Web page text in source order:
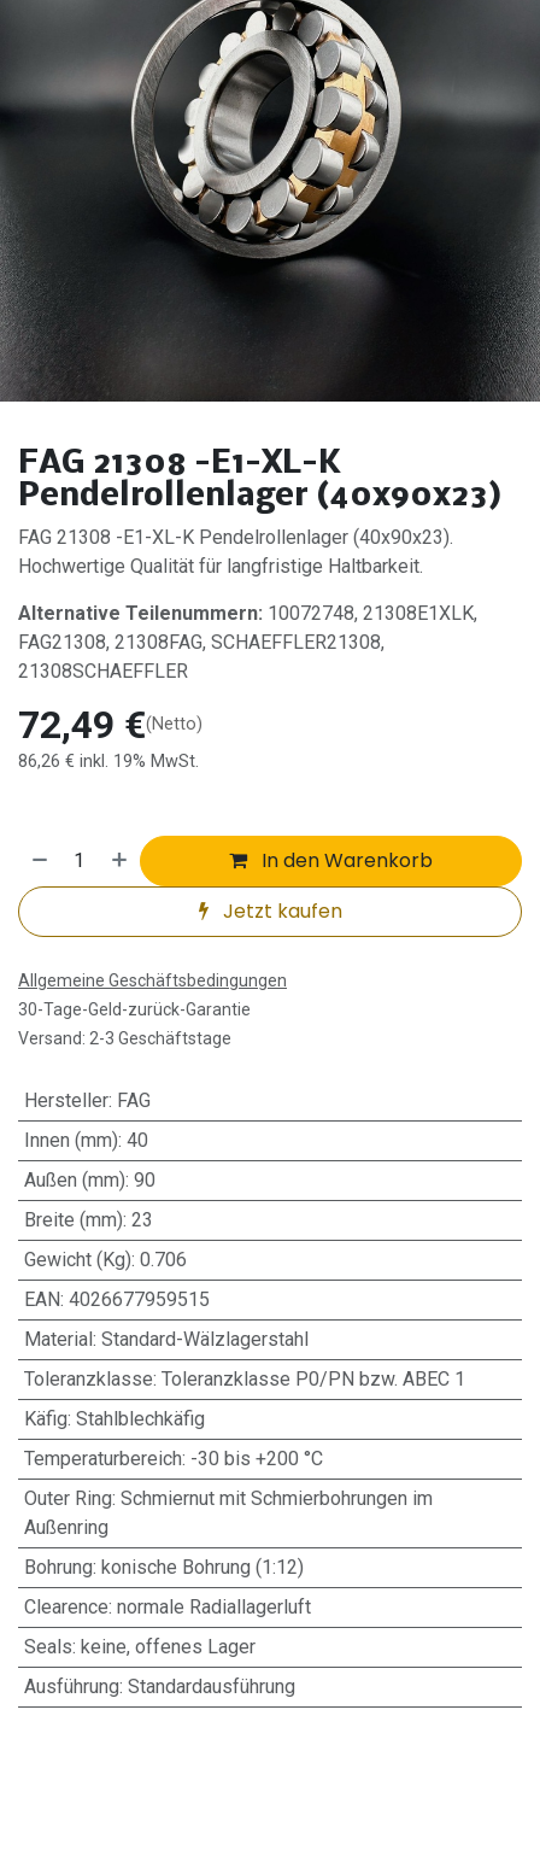
FAG 21308 -E1-XL-K
Pendelrollenlager (40x90x23)
FAG 21308 -E1-XL-K Pendelrollenlager (40x90x23).
Hochwertige Qualität für langfristige Haltbarkeit.
Alternative Teilenummern: 10072748, 21308E1XLK,
FAG21308, 21308FAG, SCHAEFFLER21308,
21308SCHAEFFLER
72,49 €(Netto)
86,26 € inkl. 19% MwSt.
In den Warenkorb
Jetzt kaufen
Allgemeine Geschäftsbedingungen
30-Tage-Geld-zurück-Garantie
Versand: 2-3 Geschäftstage
Hersteller: FAG
Innen (mm): 40
Außen (mm): 90
Breite (mm): 23
Gewicht (Kg): 0.706
EAN: 4026677959515
Material: Standard-Wälzlagerstahl
Toleranzklasse: Toleranzklasse P0/PN bzw. ABEC 1
Käfig: Stahlblechkäfig
Temperaturbereich: -30 bis +200 °C
Outer Ring: Schmiernut mit Schmierbohrungen im
Außenring
Bohrung: konische Bohrung (1:12)
Clearence: normale Radiallagerluft
Seals: keine, offenes Lager
Ausführung: Standardausführung